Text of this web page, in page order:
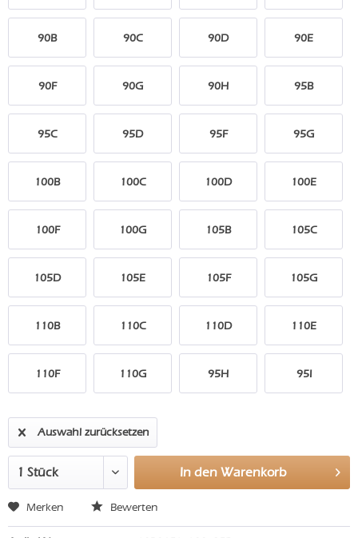
90B 90C 90D 90E
90F 90G 90H 95B
95C 95D 95F 95G
100B 100C 100D 100E
100F 100G 105B 105C
105D 105E 105F 105G
110B 110C 110D 110E
110F 110G 95H 95I
Auswahl zurücksetzen
In den Warenkorb
Merken Bewerten